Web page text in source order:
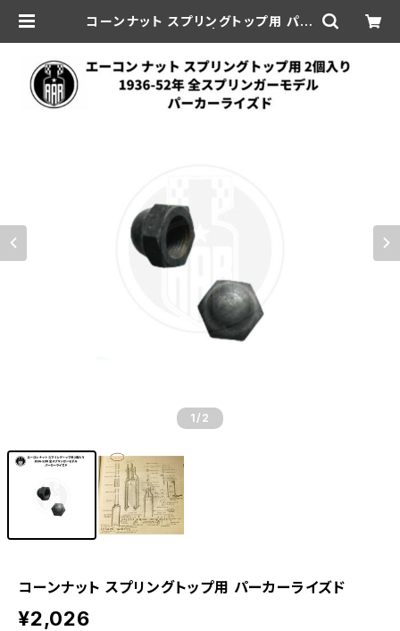
コーンナット スプリングトップ用 パー
1 /2
コーンナット スプリングトップ用 パーカーライズド
¥2,026